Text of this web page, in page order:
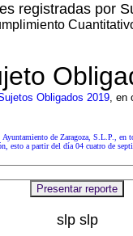
registradas por
Obligados 2019, en
Ayuntamiento de Zaragoza, S.L.P.
, en
esto a partir del día 04 cuatro de
slp slp